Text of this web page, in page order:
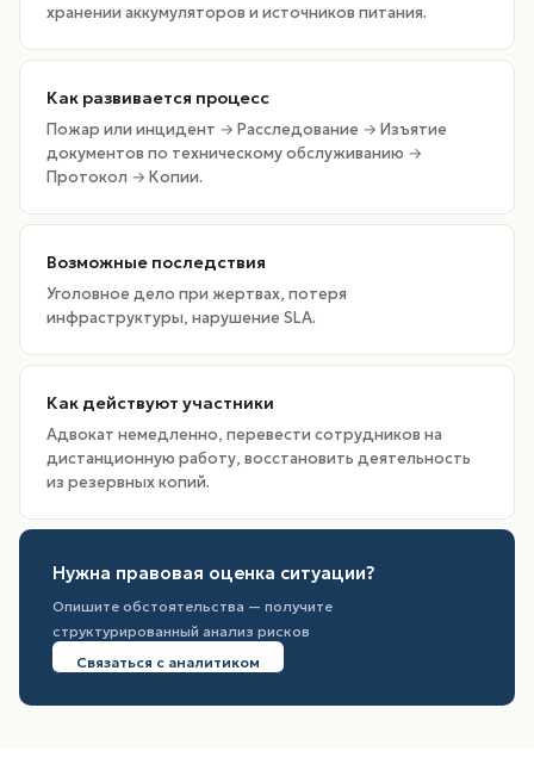
хранении аккумуляторов и источников питания.
Как развивается процесс
Пожар или инцидент → Расследование → Изъятие
документов по техническому обслуживанию →
Протокол → Копии.
Возможные последствия
Уголовное дело при жертвах, потеря
инфраструктуры, нарушение SLA.
Как действуют участники
Адвокат немедленно, перевести сотрудников на
дистанционную работу, восстановить деятельность
из резервных копий.
Нужна правовая оценка ситуации?
Опишите обстоятельства — получите
структурированный анализ рисков
Связаться с аналитиком